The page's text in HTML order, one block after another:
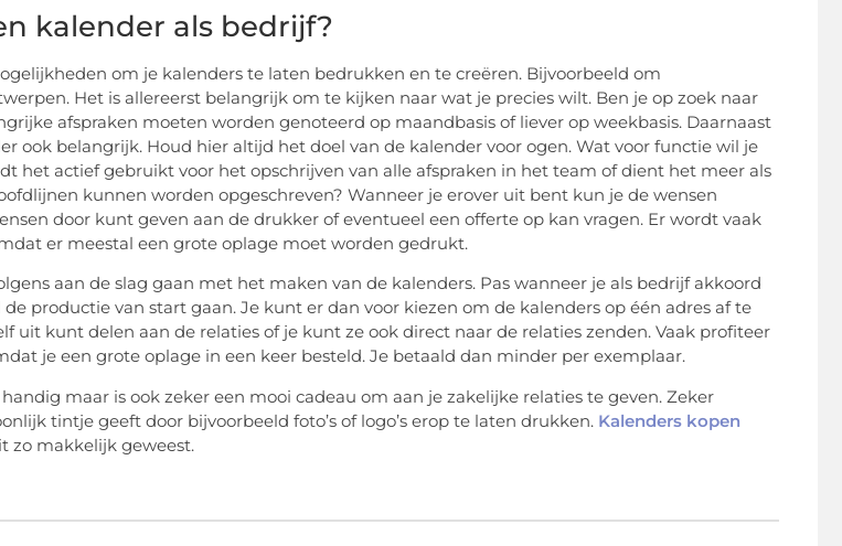
kalender als bedrijf?
om je kalenders te laten bedrukken en te creëren. Bijvoorbeeld om
Het is allereerst belangrijk om te kijken naar wat je precies wilt. Ben je op zoek naar
afspraken moeten worden genoteerd op maandbasis of liever op weekbasis. Daarnaast
ook belangrijk. Houd hier altijd het doel van de kalender voor ogen. Wat voor functie wil je
het actief gebruikt voor het opschrijven van alle afspraken in het team of dient het meer als
kunnen worden opgeschreven? Wanneer je erover uit bent kun je de wensen
door kunt geven aan de drukker of eventueel een offerte op kan vragen. Er wordt vaak
er meestal een grote oplage moet worden gedrukt.
aan de slag gaan met het maken van de kalenders. Pas wanneer je als bedrijf akkoord
productie van start gaan. Je kunt er dan voor kiezen om de kalenders op één adres af te
uit kunt delen aan de relaties of je kunt ze ook direct naar de relaties zenden. Vaak profiteer
je een grote oplage in een keer besteld. Je betaald dan minder per exemplaar.
maar is ook zeker een mooi cadeau om aan je zakelijke relaties te geven. Zeker
tintje geeft door bijvoorbeeld foto’s of logo’s erop te laten drukken. Kalenders kopen
zo makkelijk geweest.